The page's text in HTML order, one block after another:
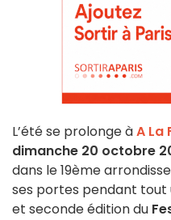
L’été se prolonge àA La
dimanche 20 octobre
dans le 19ème
ses portes pendant tout
et seconde édition du